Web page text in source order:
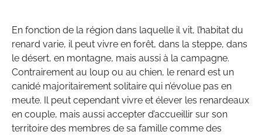
En fonction de la région dans laquelle il vit, l’habitat du
renard varie, il peut vivre en forêt, dans la steppe, dans
le désert, en montagne, mais aussi à la campagne.
Contrairement au loup ou au chien, le renard est un
canidé majoritairement solitaire qui n’évolue pas en
meute. Il peut cependant vivre et élever les renardeaux
en couple, mais aussi accepter d’accueillir sur son
territoire des membres de sa famille comme des